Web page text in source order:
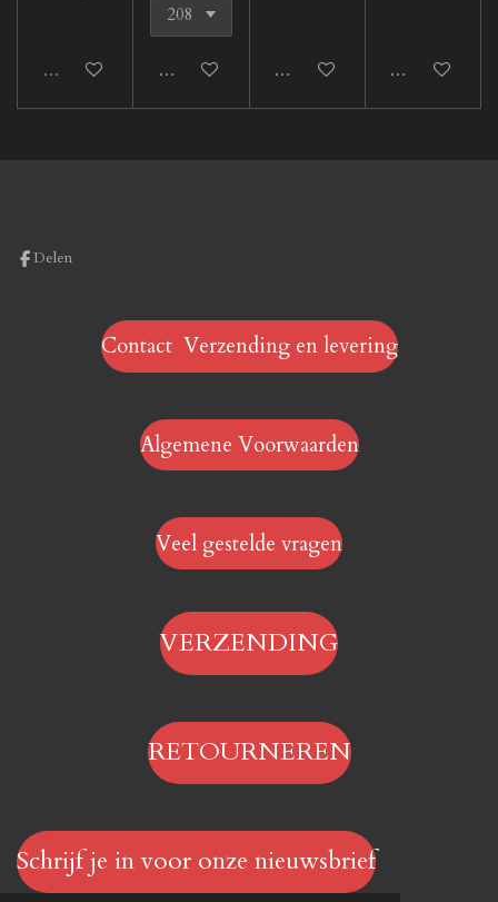
Uitverkocht In winkelwagen In winkelwagen In
Delen
Contact Verzending en levering
Algemene Voorwaarden
Veel gestelde vragen
VERZENDING
RETOURNEREN
Schrijf je in voor onze nieuwsbrief